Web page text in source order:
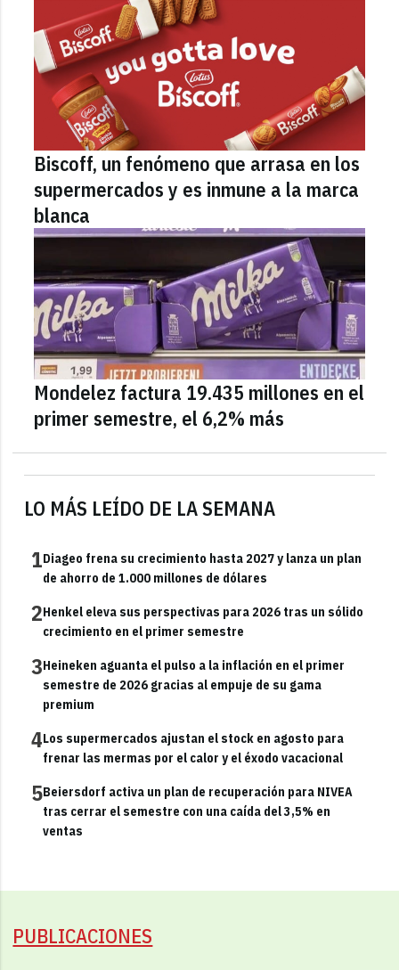
LO MÁS LEÍDO DE LA SEMANA
1Diageo frena su crecimiento hasta 2027 y lanza un plan
de ahorro de 1.000 millones de dólares
2Henkel eleva sus perspectivas para 2026 tras un sólido
crecimiento en el primer semestre
3Heineken aguanta el pulso a la inflación en el primer
semestre de 2026 gracias al empuje de su gama
premium
4Los supermercados ajustan el stock en agosto para
frenar las mermas por el calor y el éxodo vacacional
5Beiersdorf activa un plan de recuperación para NIVEA
tras cerrar el semestre con una caída del 3,5% en
ventas
Biscoff, un fenómeno que arrasa en los
supermercados y es inmune a la marca
blanca
Mondelez factura 19.435 millones en el
primer semestre, el 6,2% más
PUBLICACIONES